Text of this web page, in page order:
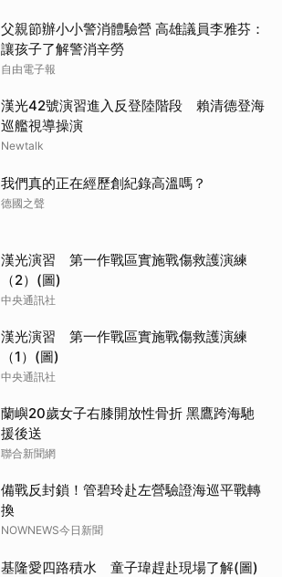
父親節辦小小警消體驗營 高雄議員李雅芬：
讓孩子了解警消辛勞
自由電子報
漢光42號演習進入反登陸階段 賴清德登海
巡艦視導操演
Newtalk
我們真的正在經歷創紀錄高溫嗎？
德國之聲
漢光演習 第一作戰區實施戰傷救護演練
（2）(圖)
中央通訊社
漢光演習 第一作戰區實施戰傷救護演練
（1）(圖)
中央通訊社
蘭嶼20歲女子右膝開放性骨折 黑鷹跨海馳
援後送
聯合新聞網
備戰反封鎖！管碧玲赴左營驗證海巡平戰轉
換
NOWNEWS今日新聞
基隆愛四路積水 童子瑋趕赴現場了解(圖)